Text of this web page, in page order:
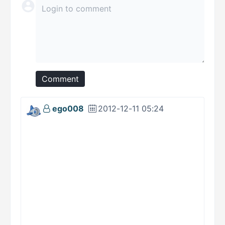
Comment
ego008 2012-12-11 05:24